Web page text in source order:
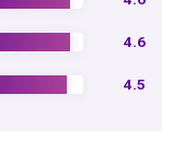
4.6
4.5